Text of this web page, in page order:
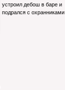
устроил дебош в баре и
подрался с охранниками